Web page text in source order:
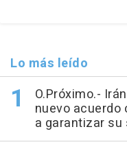
Lo más leído
O.Próximo.-
nuevo acuerdo
a garantizar su